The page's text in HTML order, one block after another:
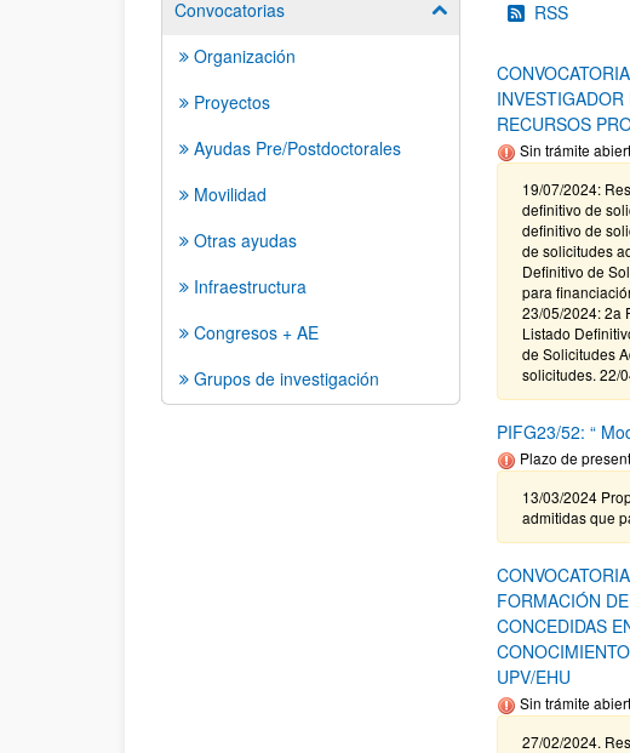
Convocatorias
Mostrar/ocultar subpáginas
Organización
Proyectos
Ayudas Pre/Postdoctorales
Movilidad
Otras ayudas
Infraestructura
Congresos + AE
Grupos de investigación
RSS
RECURSOS
Sin trámite
19/07/2024:
definitivo de
definitivo de
de solicitudes
Definitivo de
para
23/05/2024: 2a
Listado
de Solicitudes
solicitudes. 22/
PIFG23/52: “
Plazo de
13/03/2024
admitidas que
FORMACIÓN
CONCEDIDAS
UPV/EHU
Sin trámite
27/02/2024.